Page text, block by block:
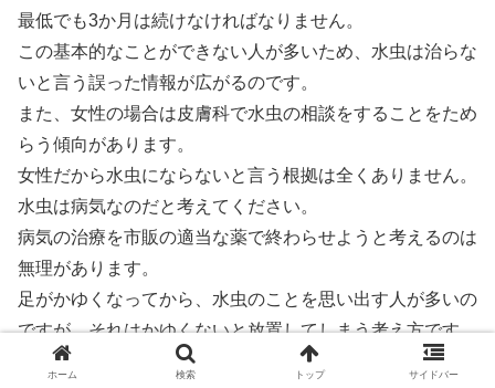
最低でも3か月は続けなければなりません。
この基本的なことができない人が多いため、水虫は治らな
いと言う誤った情報が広がるのです。
また、女性の場合は皮膚科で水虫の相談をすることをため
らう傾向があります。
女性だから水虫にならないと言う根拠は全くありません。
水虫は病気なのだと考えてください。
病気の治療を市販の適当な薬で終わらせようと考えるのは
無理があります。
足がかゆくなってから、水虫のことを思い出す人が多いの
ですが、それはかゆくないと放置してしまう考え方です。
それではいつまで経っても水虫は治らないでしょう。
ホーム 検索 トップ サイドバー